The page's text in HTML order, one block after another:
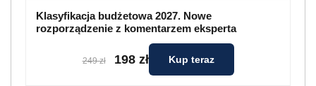
Klasyfikacja budżetowa 2027. Nowe
rozporządzenie z komentarzem eksperta
249 zł 198 zł Kup teraz